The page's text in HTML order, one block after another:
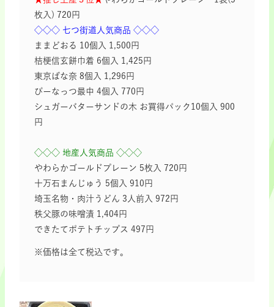
枚入) 720円
◇◇◇ 七つ街道人気商品 ◇◇◇
ままどおる 10個入 1,500円
桔梗信玄餅巾着 6個入 1,425円
東京ばな奈 8個入 1,296円
ぴーなっつ最中 4個入 770円
シュガーバターサンドの木 お買得パック10個入 900
円
◇◇◇ 地産人気商品 ◇◇◇
やわらかゴールドプレーン 5枚入 720円
十万石まんじゅう 5個入 910円
埼玉名物・肉汁うどん 3人前入 972円
秩父豚の味噌漬 1,404円
できたてポテトチップス 497円
※価格は全て税込です。